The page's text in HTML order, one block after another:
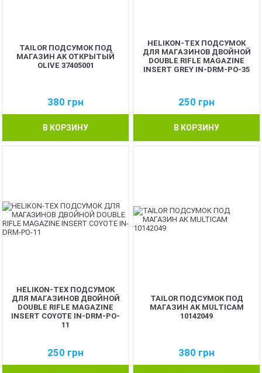
TAILOR ПОДСУМОК ПОД
МАГАЗИН AK ОТКРЫТЫЙ
OLIVE 37405001
380 грн
В КОРЗИНУ
HELIKON-TEX ПОДСУМОК
ДЛЯ МАГАЗИНОВ ДВОЙНОЙ
DOUBLE RIFLE MAGAZINE
INSERT GREY IN-DRM-PO-35
250 грн
В КОРЗИНУ
HELIKON-TEX ПОДСУМОК
ДЛЯ МАГАЗИНОВ ДВОЙНОЙ
DOUBLE RIFLE MAGAZINE
INSERT COYOTE IN-DRM-PO-
11
250 грн
TAILOR ПОДСУМОК ПОД
МАГАЗИН AK MULTICAM
10142049
380 грн